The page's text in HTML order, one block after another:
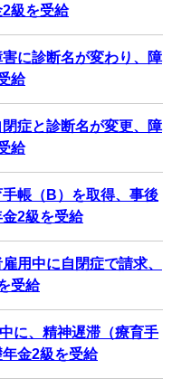
級を受給
に診断名が変わり、障
給
症と診断名が変更、障
給
帳（B）を取得、事後
2級を受給
用中に自閉症で請求、
受給
に、精神遅滞（療育手
金2級を受給